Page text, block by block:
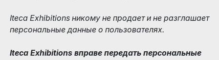
Iteca Exhibitions никому не продает и не разглашает
персональные данные о пользователях.
Iteca Exhibitions вправе передать персональные